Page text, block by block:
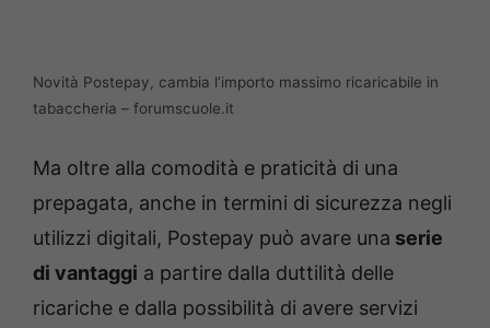
Novità Postepay, cambia l’importo massimo ricaricabile in
tabaccheria – forumscuole.it
Ma oltre alla comodità e praticità di una
prepagata, anche in termini di sicurezza negli
utilizzi digitali, Postepay può avare una serie
di vantaggi a partire dalla duttilità delle
ricariche e dalla possibilità di avere servizi